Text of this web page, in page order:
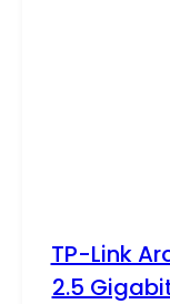
TP-Link
2.5